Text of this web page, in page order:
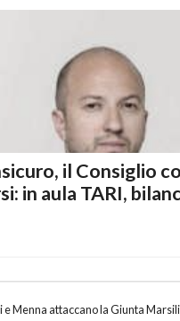
il Consiglio
in aula TARI,